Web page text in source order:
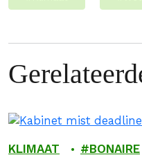
KLIMAAT BONAIRE